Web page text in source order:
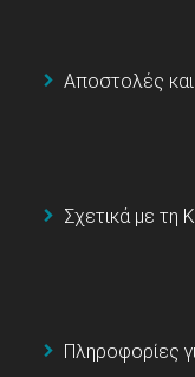
Αποστολές
Σχετικά με τη
Πληροφορίες